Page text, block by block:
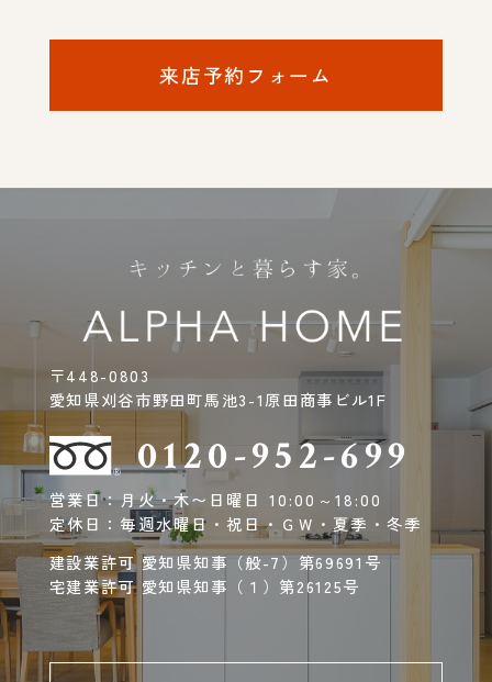
来店予約フォーム
〒448-0803
愛知県刈谷市野田町馬池3-1原田商事ビル1F
0120-952-699
営業日：月火・木〜日曜日 10:00～18:00
定休日：毎週水曜日・祝日・ＧＷ・夏季・冬季
建設業許可 愛知県知事（般-7）第69691号
宅建業許可 愛知県知事（１）第26125号